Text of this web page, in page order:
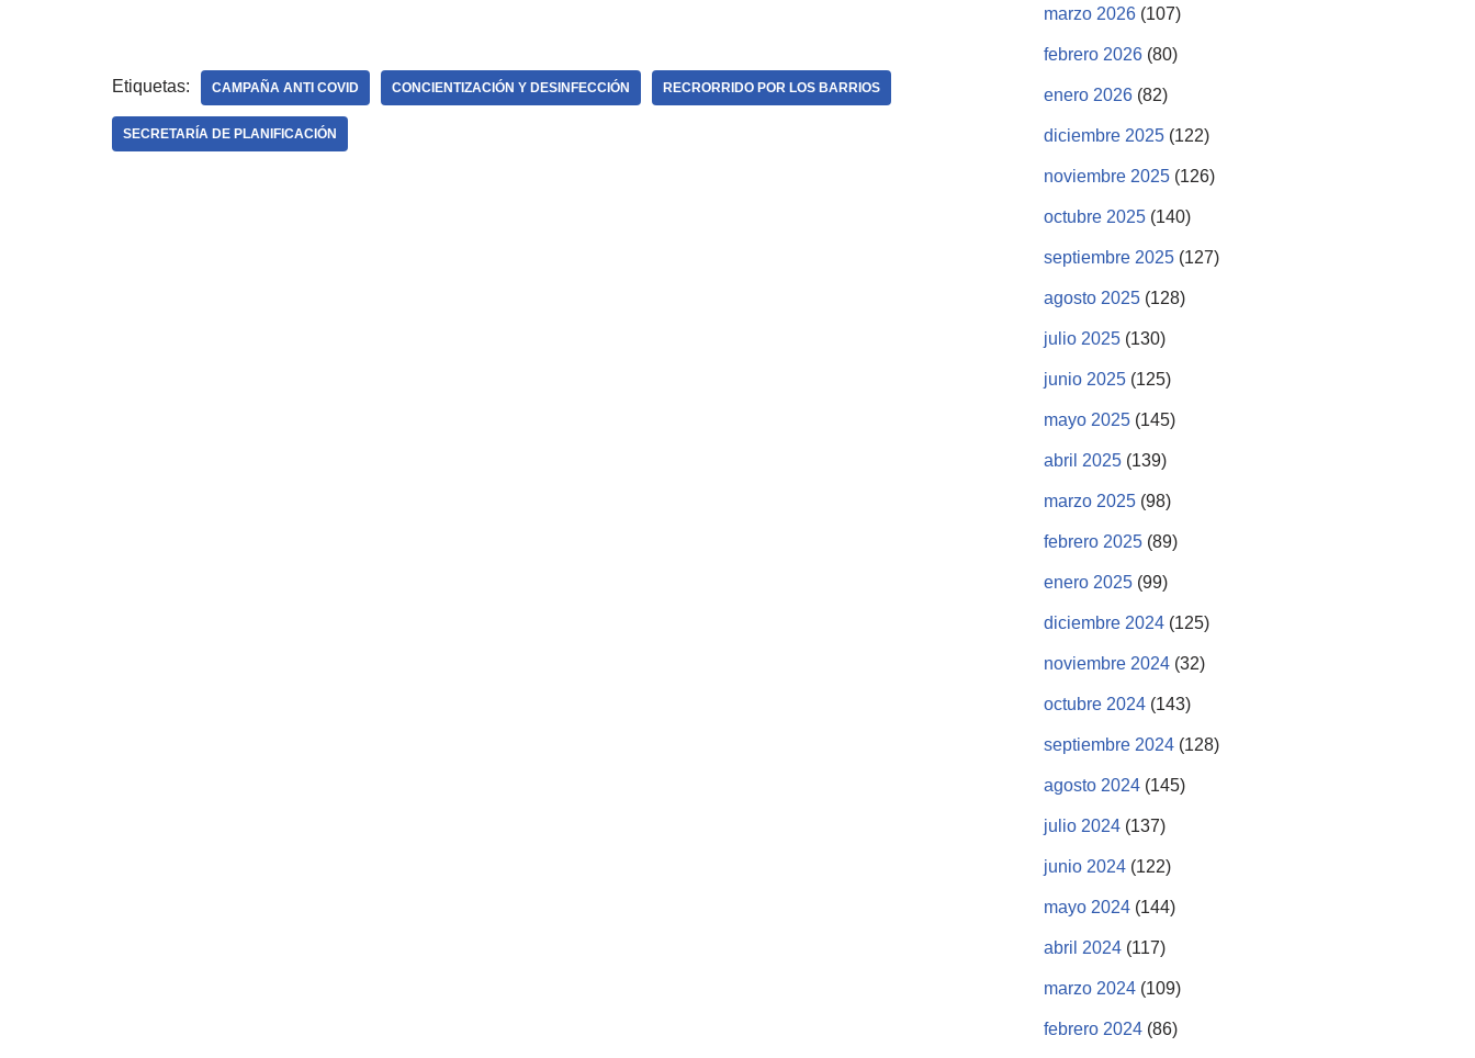
Etiquetas: CAMPAÑA ANTI COVID CONCIENTIZACIÓN Y DESINFECCIÓN RECRORRIDO POR LOS BARRIOS
SECRETARÍA DE PLANIFICACIÓN
marzo 2026 (107)
febrero 2026 (80)
enero 2026 (82)
diciembre 2025 (122)
noviembre 2025 (126)
octubre 2025 (140)
septiembre 2025 (127)
agosto 2025 (128)
julio 2025 (130)
junio 2025 (125)
mayo 2025 (145)
abril 2025 (139)
marzo 2025 (98)
febrero 2025 (89)
enero 2025 (99)
diciembre 2024 (125)
noviembre 2024 (32)
octubre 2024 (143)
septiembre 2024 (128)
agosto 2024 (145)
julio 2024 (137)
junio 2024 (122)
mayo 2024 (144)
abril 2024 (117)
marzo 2024 (109)
febrero 2024 (86)